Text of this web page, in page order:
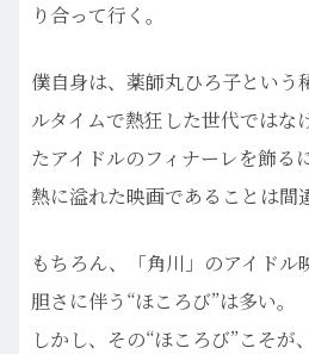
り合って行く。
僕自身は、薬師丸ひろ子という
ルタイムで熱狂した世代ではな
たアイドルのフィナーレを飾る
熱に溢れた映画であることは間
もちろん、「角川」のアイドル
胆さに伴う“ほころび”は多い。
しかし、その“ほころび”こそが